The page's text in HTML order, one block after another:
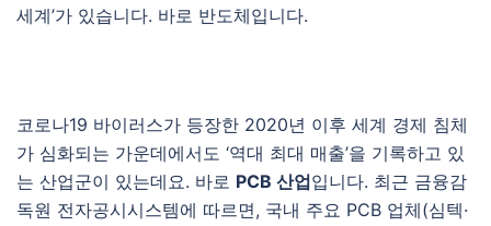
세계’가 있습니다. 바로 반도체입니다.
코로나19 바이러스가 등장한 2020년 이후 세계 경제 침체
가 심화되는 가운데에서도 ‘역대 최대 매출’을 기록하고 있
는 산업군이 있는데요. 바로 PCB 산업입니다. 최근 금융감
독원 전자공시시스템에 따르면, 국내 주요 PCB 업체(심텍·